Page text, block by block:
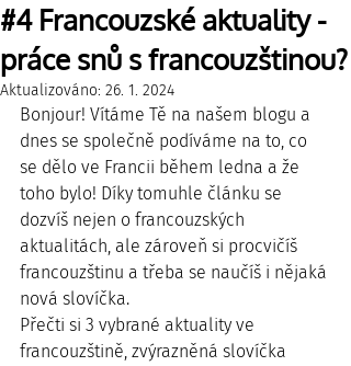
#4 Francouzské aktuality -
práce snů s francouzštinou?
Aktualizováno: 26. 1. 2024
Bonjour! Vítáme Tě na našem blogu a
dnes se společně podíváme na to, co
se dělo ve Francii během ledna a že
toho bylo! Díky tomuhle článku se
dozvíš nejen o francouzských
aktualitách, ale zároveň si procvičíš
francouzštinu a třeba se naučíš i nějaká
nová slovíčka.
Přečti si 3 vybrané aktuality ve
francouzštině, zvýrazněná slovíčka